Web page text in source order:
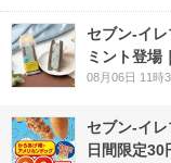
セブン‐イ
ミント登場
08月06日 11時
セブン‐イ
日間限定30